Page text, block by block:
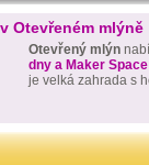
Otevřeném mlýně
Otevřený mlýn
dny a Maker
je velká zahrada s